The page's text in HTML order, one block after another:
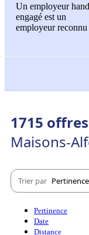
Un employeur
engagé est un
employeur reconnu
1715 offres
Maisons-
Trier par Pertinence
Pertinence
Date
Distance